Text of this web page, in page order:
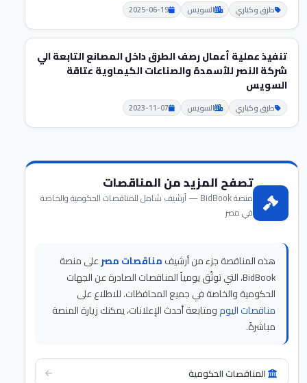
طرق وكباري السويس 2025-06-19
تنفيذ عملية أعمال رصف الطرق داخل المصانع التابعة الي
شركة النصر للأسمدة والصناعات الكيماوية عتاقة
السويس
طرق وكباري السويس 2023-11-07
تصفح المزيد من المناقصات
منصة BidBook — أرشيف شامل للمناقصات الحكومية والخاصة
في مصر
هذه المناقصة جزء من أرشيفمناقصات مصرعلى منصة
BidBook، التي توثّق يومياً المناقصات الصادرة عن الجهات
الحكومية والخاصة في جميع المحافظات. للاطلاع على
مناقصات اليومومتابعة أحدث الإعلانات، يمكنك زيارة المنصة
مباشرةً.
المناقصات الحكومية